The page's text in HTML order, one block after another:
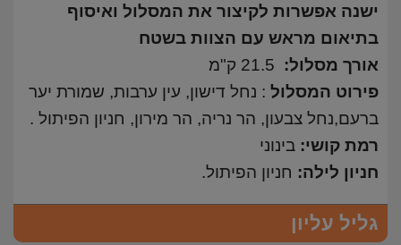
ישנה אפשרות לקיצור את המסלול ואיסוף
בתיאום מראש עם הצוות בשטח
אורך מסלול:
פירוט המסלול : נחל דישון, עין ערבות, שמורת יער
ברעם,נחל צבעון, הר נריה, הר מירון, חניון הפיתול .
רמת קושי: בינוני
חניון לילה: חניון הפיתול.
גליל עליון